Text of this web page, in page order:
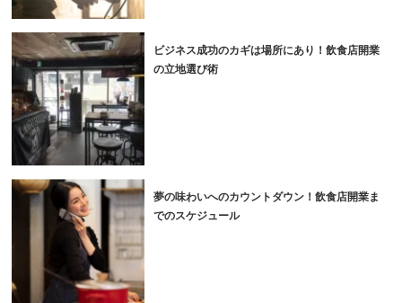
ビジネス成功のカギは場所にあり！飲食店開業
の立地選び術
夢の味わいへのカウントダウン！飲食店開業ま
でのスケジュール